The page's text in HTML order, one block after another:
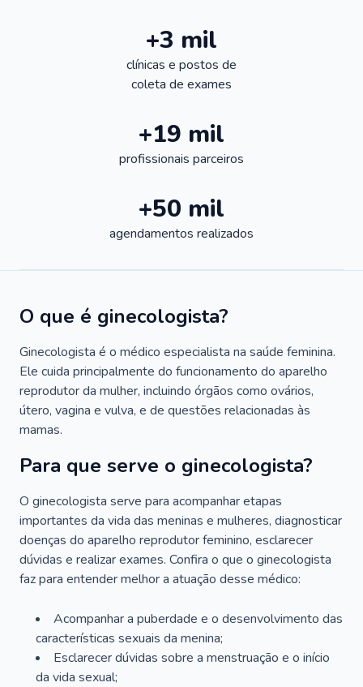
+3 mil
clínicas e postos de
coleta de exames
+19 mil
profissionais parceiros
+50 mil
agendamentos realizados
O que é ginecologista?
Ginecologista é o médico especialista na saúde feminina.
Ele cuida principalmente do funcionamento do aparelho
reprodutor da mulher, incluindo órgãos como ovários,
útero, vagina e vulva, e de questões relacionadas às
mamas.
Para que serve o ginecologista?
O ginecologista serve para acompanhar etapas
importantes da vida das meninas e mulheres, diagnosticar
doenças do aparelho reprodutor feminino, esclarecer
dúvidas e realizar exames. Confira o que o ginecologista
faz para entender melhor a atuação desse médico:
Acompanhar a puberdade e o desenvolvimento das
características sexuais da menina;
Esclarecer dúvidas sobre a menstruação e o início
da vida sexual;